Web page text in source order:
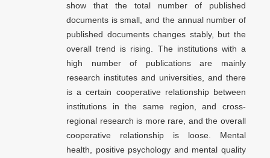
show that the total number of published
documents is small, and the annual number of
published documents changes stably, but the
overall trend is rising. The institutions with a
high number of publications are mainly
research institutes and universities, and there
is a certain cooperative relationship between
institutions in the same region, and cross-
regional research is more rare, and the overall
cooperative relationship is loose. Mental
health, positive psychology and mental quality